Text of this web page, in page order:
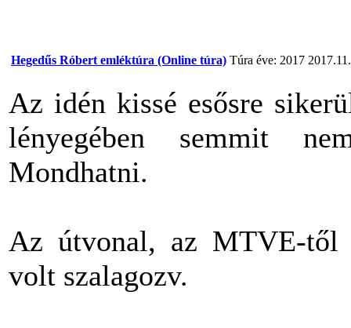
Hegedűs Róbert emléktúra (Online túra) Túra éve: 2017
Az idén kissé esősre
lényegében semmit
Mondhatni.
Az útvonal, az MTVE-től
volt szalagozv.